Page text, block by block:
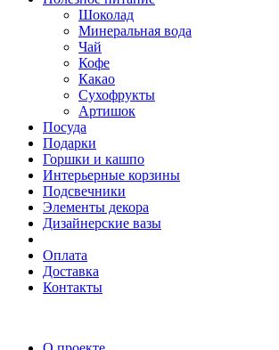
Шоколад
Минеральная вода
Чай
Кофе
Какао
Сухофрукты
Артишок
Посуда
Подарки
Горшки и кашпо
Интерьерные корзины
Подсвечники
Элементы декора
Дизайнерские вазы
Оплата
Доставка
Контакты